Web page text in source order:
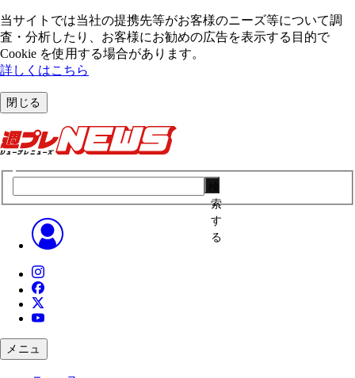
当サイトでは当社の提携先等がお客様のニーズ等について調
査・分析したり、お客様にお勧めの広告を表⽰する⽬的で
Cookie を使⽤する場合があります。
詳しくはこちら
閉じる
索
す
る
メニュ